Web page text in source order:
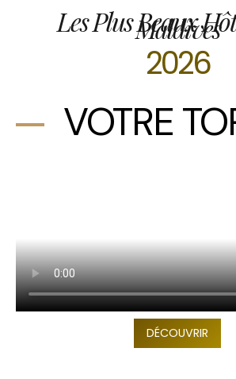
Les Plus Beaux
Maldives
2026
VOTRE
DÉCOUVRIR